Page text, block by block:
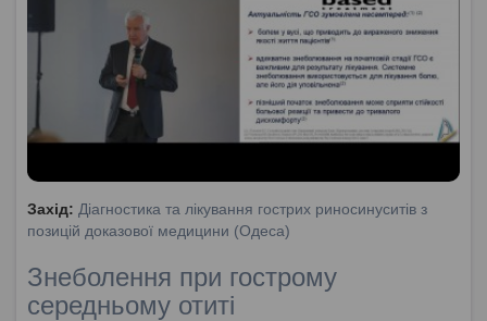
Захід: Діагностика та лікування гострих риносинуситів з
позицій доказової медицини (Одеса)
Знеболення при гострому
середньому отиті